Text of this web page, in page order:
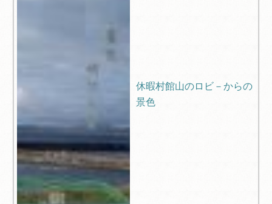
休暇村館山のロビ－からの
景色